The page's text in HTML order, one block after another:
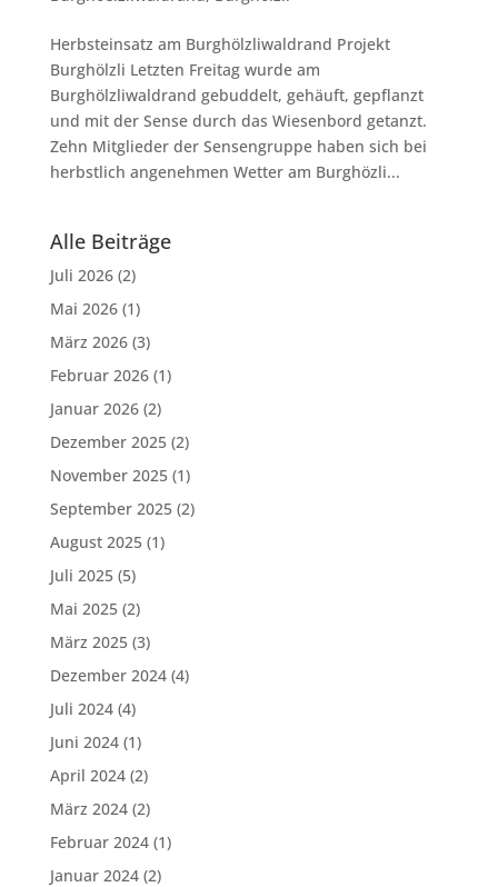
Herbsteinsatz am Burghölzliwaldrand Projekt
Burghölzli Letzten Freitag wurde am
Burghölzliwaldrand gebuddelt, gehäuft, gepflanzt
und mit der Sense durch das Wiesenbord getanzt.
Zehn Mitglieder der Sensengruppe haben sich bei
herbstlich angenehmen Wetter am Burghözli...
Alle Beiträge
Juli 2026(2)
Mai 2026(1)
März 2026(3)
Februar 2026(1)
Januar 2026(2)
Dezember 2025(2)
November 2025(1)
September 2025(2)
August 2025(1)
Juli 2025(5)
Mai 2025(2)
März 2025(3)
Dezember 2024(4)
Juli 2024(4)
Juni 2024(1)
April 2024(2)
März 2024(2)
Februar 2024(1)
Januar 2024(2)